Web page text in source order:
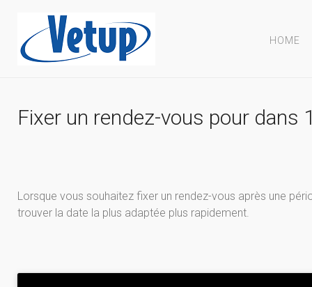
HOME
Fixer un rendez-vous pour dans
Lorsque vous souhaitez fixer un rendez-vous après une
trouver la date la plus adaptée plus rapidement.